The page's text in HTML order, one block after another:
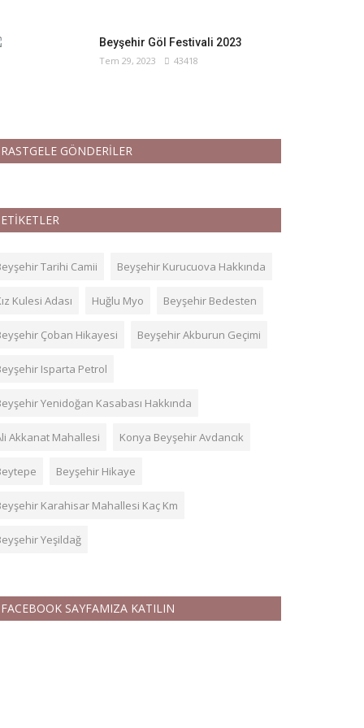
Beyşehir Göl Festivali 2023
Tem 29, 2023 43418
RASTGELE GÖNDERİLER
ETİKETLER
Tarihi Camii Beyşehir Kurucuova Hakkında
Kulesi Adası Huğlu Myo Beyşehir Bedesten
Çoban Hikayesi Beyşehir Akburun Geçimi
Isparta Petrol
Yenidoğan Kasabası Hakkında
Akkanat Mahallesi Konya Beyşehir Avdancık
Beyşehir Hikaye
Karahisar Mahallesi Kaç Km
Yeşildağ
FACEBOOK SAYFAMIZA KATILIN